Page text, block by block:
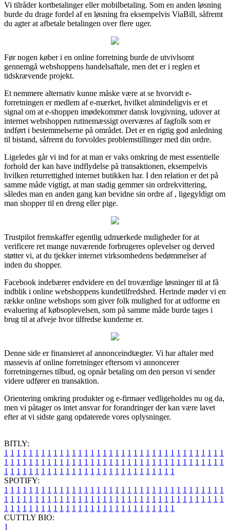
Vi tilråder kortbetalinger eller mobilbetaling. Som en anden løsning
burde du drage fordel af en løsning fra eksempelvis ViaBill, såfremt
du agter at afbetale betalingen over flere uger.
Før nogen køber i en online forretning burde de utvivlsomt
gennemgå webshoppens handelsaftale, men det er i reglen et
tidskrævende projekt.
Et nemmere alternativ kunne måske være at se hvorvidt e-
forretningen er medlem af e-mærket, hvilket almindeligvis er et
signal om at e-shoppen imødekommer dansk lovgivning, udover at
internet webshoppen rutinemæssigt overværes af fagfolk som er
indført i bestemmelserne på området. Det er en rigtig god anledning
til bistand, såfremt du forvoldes problemstillinger med din ordre.
Ligeledes går vi ind for at man er vaks omkring de mest essentielle
forhold der kan have indflydelse på transaktionen, eksempelvis
hvilken returrettighed internet butikken har. I den relation er det på
samme måde vigtigt, at man stadig gemmer sin ordrekvittering,
således man en anden gang kan bevidne sin ordre af , ligegyldigt om
man shopper til en dreng eller pige.
Trustpilot fremskaffer egentlig udmærkede muligheder for at
verificere ret mange nuværende forbrugeres oplevelser og derved
støtter vi, at du tjekker internet virksomhedens bedømmelser af
inden du shopper.
Facebook indebærer endvidere en del troværdige løsninger til at få
indblik i online webshoppens kundetilfredshed. Herinde møder vi en
række online webshops som giver folk mulighed for at udforme en
evaluering af købsoplevelsen, som på samme måde burde tages i
brug til at afveje hvor tilfredse kunderne er.
Denne side er finansieret af annonceindtægter. Vi har aftaler med
massevis af online forretninger eftersom vi annoncerer
forretningernes tilbud, og opnår betaling om den person vi sender
videre udfører en transaktion.
Orientering omkring produkter og e-firmaer vedligeholdes nu og da,
men vi påtager os intet ansvar for forandringer der kan være lavet
efter at vi sidste gang opdaterede vores oplysninger.
BITLY:
1 1 1 1 1 1 1 1 1 1 1 1 1 1 1 1 1 1 1 1 1 1 1 1 1 1 1 1 1 1 1 1 1 1 1 1
1 1 1 1 1 1 1 1 1 1 1 1 1 1 1 1 1 1 1 1 1 1 1 1 1 1 1 1 1 1 1 1 1 1 1 1
1 1 1 1 1 1 1 1 1 1 1 1 1 1 1 1 1 1 1 1 1 1 1 1 1 1 1 1
SPOTIFY:
1 1 1 1 1 1 1 1 1 1 1 1 1 1 1 1 1 1 1 1 1 1 1 1 1 1 1 1 1 1 1 1 1 1 1 1
1 1 1 1 1 1 1 1 1 1 1 1 1 1 1 1 1 1 1 1 1 1 1 1 1 1 1 1 1 1 1 1 1 1 1 1
1 1 1 1 1 1 1 1 1 1 1 1 1 1 1 1 1 1 1 1 1 1 1 1 1 1 1 1
CUTTLY BIO:
1